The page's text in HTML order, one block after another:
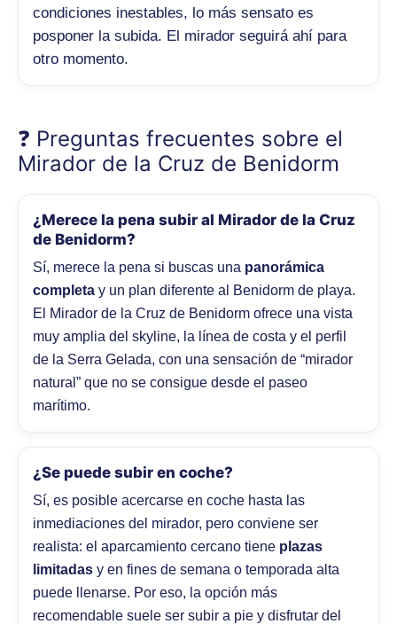
condiciones inestables, lo más sensato es
posponer la subida. El mirador seguirá ahí para
otro momento.
❓ Preguntas frecuentes sobre el
Mirador de la Cruz de Benidorm
¿Merece la pena subir al Mirador de la Cruz
de Benidorm?
Sí, merece la pena si buscas una panorámica
completa y un plan diferente al Benidorm de playa.
El Mirador de la Cruz de Benidorm ofrece una vista
muy amplia del skyline, la línea de costa y el perfil
de la Serra Gelada, con una sensación de “mirador
natural” que no se consigue desde el paseo
marítimo.
¿Se puede subir en coche?
Sí, es posible acercarse en coche hasta las
inmediaciones del mirador, pero conviene ser
realista: el aparcamiento cercano tiene plazas
limitadas y en fines de semana o temporada alta
puede llenarse. Por eso, la opción más
recomendable suele ser subir a pie y disfrutar del